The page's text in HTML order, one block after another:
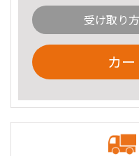
受け取り
カ